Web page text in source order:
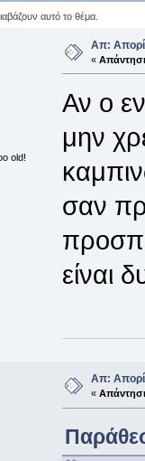
αυτό το θέμα.
old!
Απ:
«
Αν ο
μην
σαν
είναι
Απ:
«